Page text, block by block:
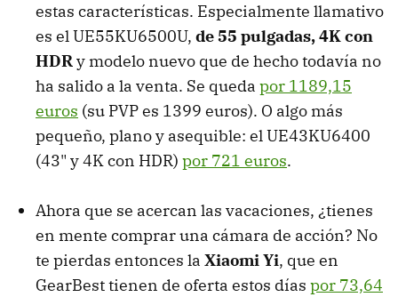
estas características. Especialmente llamativo
es el UE55KU6500U, de 55 pulgadas, 4K con
HDRy modelo nuevo que de hecho todavía no
ha salido a la venta. Se queda por 1189,15
euros (su PVP es 1399 euros). O algo más
pequeño, plano y asequible: el UE43KU6400
(43" y 4K con HDR) por 721 euros.
Ahora que se acercan las vacaciones, ¿tienes
en mente comprar una cámara de acción? No
te pierdas entonces la Xiaomi Yi, que en
GearBest tienen de oferta estos días por 73,64